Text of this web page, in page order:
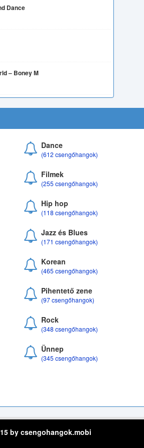
Dance
– Boney M
Dance
(612 csengőhangok)
Filmek
(255 csengőhangok)
Hip hop
(118 csengőhangok)
Jazz és Blues
(171 csengőhangok)
Korean
(465 csengőhangok)
Pihentető zene
(97 csengőhangok)
Rock
(348 csengőhangok)
Ünnep
(345 csengőhangok)
by csengohangok.mobi